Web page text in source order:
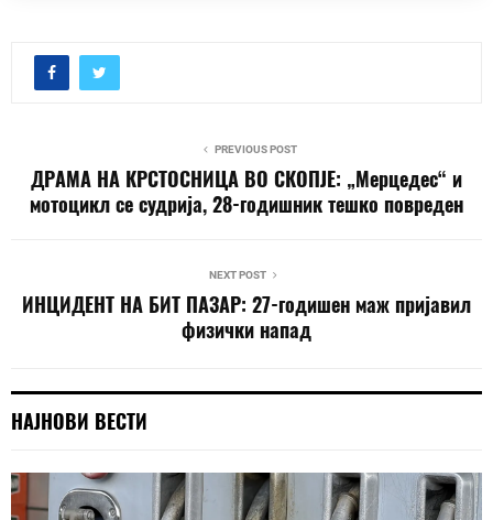
PREVIOUS POST
ДРАМА НА КРСТОСНИЦА ВО СКОПЈЕ: „Мерцедес“ и
мотоцикл се судрија, 28-годишник тешко повреден
NEXT POST
ИНЦИДЕНТ НА БИТ ПАЗАР: 27-годишен маж пријавил
физички напад
НАЈНОВИ ВЕСТИ